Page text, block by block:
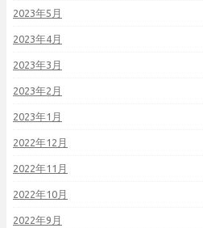
2023年5月
2023年4月
2023年3月
2023年2月
2023年1月
2022年12月
2022年11月
2022年10月
2022年9月